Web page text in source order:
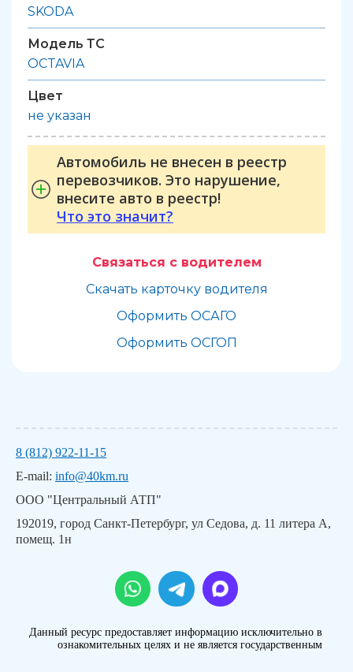
SKODA
Модель ТС
OCTAVIA
Цвет
не указан
Автомобиль не внесен в реестр
перевозчиков. Это нарушение,
внесите авто в реестр!
Что это значит?
Связаться с водителем
Скачать карточку водителя
Оформить ОСАГО
Оформить ОСГОП
8 (812) 922-11-15
E-mail: info@40km.ru
ООО "Центральный АТП"
192019, город Санкт-Петербург, ул Седова, д. 11 литера А,
помещ. 1н
Данный ресурс предоставляет информацию исключительно в
ознакомительных целях и не является государственным